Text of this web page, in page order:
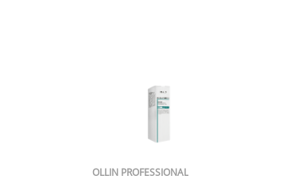
OLLIN PROFESSIONAL